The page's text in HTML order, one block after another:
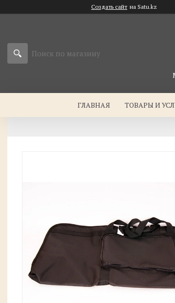
Создать сайт на Satu.kz
ГЛАВНАЯ ТОВАРЫ И